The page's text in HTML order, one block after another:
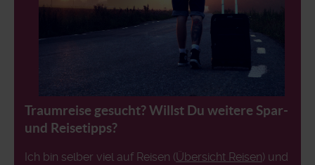
Traumreise gesucht? Willst Du weitere Spar-
und Reisetipps?
Ich bin selber viel auf Reisen (Übersicht Reisen) und